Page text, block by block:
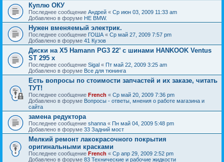
Куплю ОКУ
Последнее сообщение Андрей « Ср июн 03, 2009 11:33 am
Добавлено в форуме НЕ BMW.
Нужен вменяемый электрик.
Последнее сообщение ГОША « Ср май 27, 2009 7:57 pm
Добавлено в форуме 41 Кузов
Диски на X5 Hamann PG3 22’ с шинами HANKOOK Ventus
ST 295 x
Последнее сообщение Sigal « Пт май 22, 2009 3:25 am
Добавлено в форуме Все для тюнинга
Есть вопросы по стоимости запчастей и их заказе, читать
ТУТ!
Последнее сообщение French « Ср май 20, 2009 7:36 pm
Добавлено в форуме Вопросы - ответы, мнения о работе магазина и
сайта
замена редуктора
Последнее сообщение shanna « Пн май 04, 2009 5:48 pm
Добавлено в форуме 33 Задний мост
Мелкий ремонт лакокрасочного покрытия
оригинальными красками
Последнее сообщение French « Ср апр 29, 2009 2:52 pm
Добавлено в форуме 83 Технические и рабочие жидкости